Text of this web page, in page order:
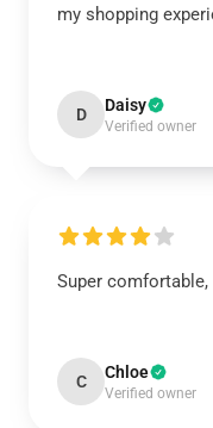
my shopping
D Daisy
Verified owner
Super
C Chloe
Verified owner